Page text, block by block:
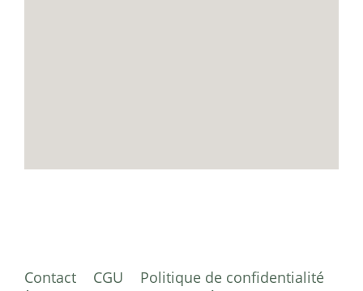
Contact CGU
Politique de confidentialité